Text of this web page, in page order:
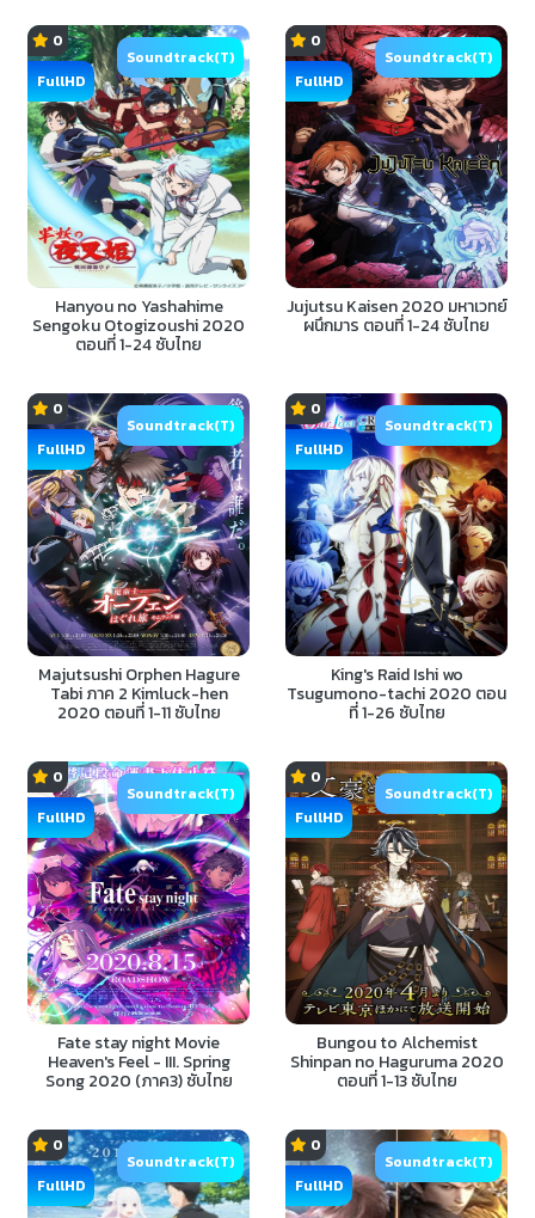
0
FullHD
Soundtrack(T)
Hanyou no Yashahime
Sengoku Otogizoushi 2020
ตอนที่ 1-24 ซับไทย
0
FullHD
Soundtrack(T)
Jujutsu Kaisen 2020 มหาเวทย์
ผนึกมาร ตอนที่ 1-24 ซับไทย
0
FullHD
Soundtrack(T)
Majutsushi Orphen Hagure
Tabi ภาค 2 Kimluck-hen
2020 ตอนที่ 1-11 ซับไทย
0
FullHD
Soundtrack(T)
King's Raid Ishi wo
Tsugumono-tachi 2020 ตอน
ที่ 1-26 ซับไทย
0
FullHD
Soundtrack(T)
Fate stay night Movie
Heaven's Feel - III. Spring
Song 2020 (ภาค3) ซับไทย
0
FullHD
Soundtrack(T)
Bungou to Alchemist
Shinpan no Haguruma 2020
ตอนที่ 1-13 ซับไทย
0
FullHD
Soundtrack(T)
0
FullHD
Soundtrack(T)